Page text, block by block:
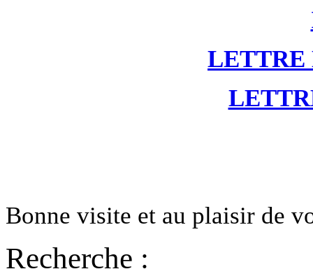
LETTRE
Bonne visite et au plaisir de
Recherche :